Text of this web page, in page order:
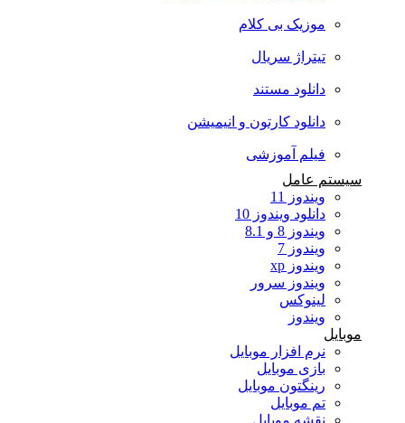
موزیک بی کلام
تیتراژ سریال
دانلود مستند
دانلود کارتون و انیمیشن
فیلم آموزشی
سیستم عامل
ویندوز 11
دانلود ویندوز 10
ویندوز 8 و 8.1
ویندوز 7
ویندوز xp
ویندوز سرور
لینوکس
ویندوز
نرم افزار موبایل
بازی موبایل
رینگتون موبایل
تم موبایل
نقشه موبایل